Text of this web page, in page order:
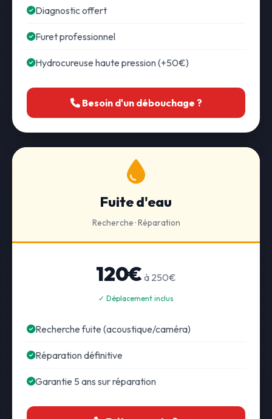
Diagnostic offert
Furet professionnel
Hydrocureuse haute pression (+50€)
Besoin d'un débouchage ?
Fuite d'eau
Recherche · Réparation
120€ à 250€
✓ Déplacement inclus
Recherche fuite (acoustique/caméra)
Réparation définitive
Garantie 5 ans sur réparation